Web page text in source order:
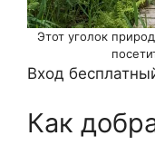
Этот уголок
Вход
Как